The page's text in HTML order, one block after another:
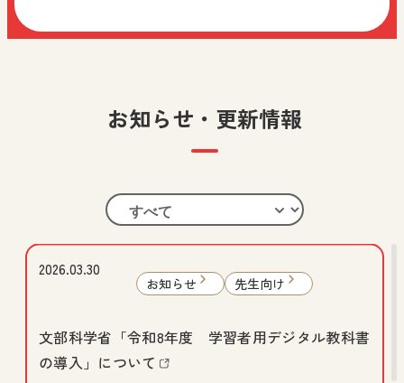
お知らせ・更新情報
2026.03.30
お知らせ 先生向け
文部科学省「令和8年度 学習者用デジタル教科書
の導入」について